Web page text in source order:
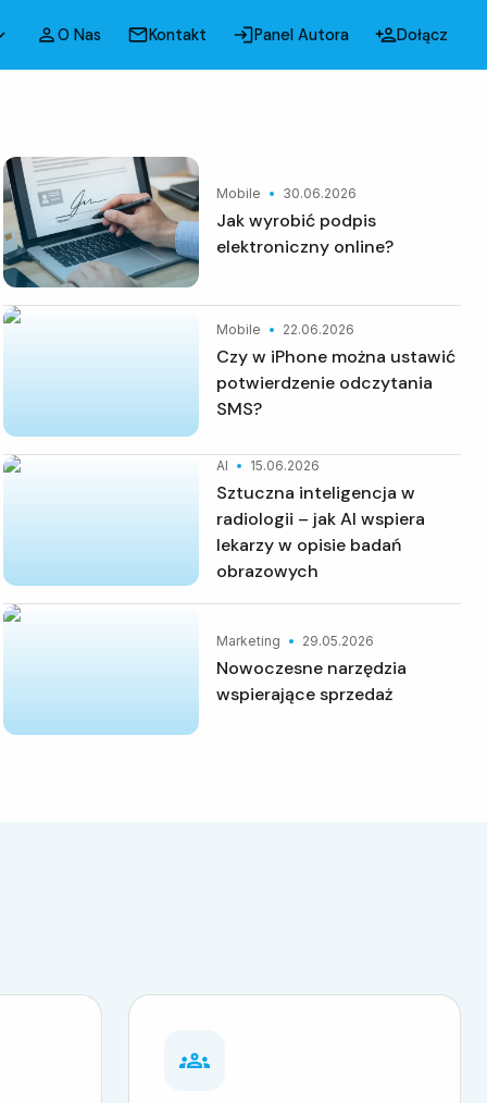
O Nas Kontakt Panel Autora Dołącz
Mobile 30.06.2026
Jak wyrobić podpis
elektroniczny online?
Mobile 22.06.2026
Czy w iPhone można ustawić
potwierdzenie odczytania
SMS?
AI 15.06.2026
Sztuczna inteligencja w
radiologii – jak AI wspiera
lekarzy w opisie badań
obrazowych
Marketing 29.05.2026
Nowoczesne narzędzia
wspierające sprzedaż